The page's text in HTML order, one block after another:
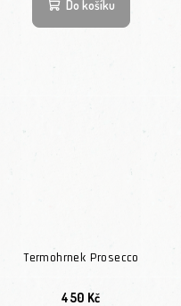
Do košíku
Termohrnek Prosecco
450 Kč